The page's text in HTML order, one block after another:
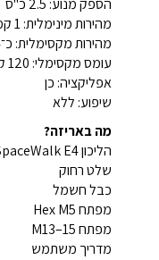
הספק מנוע: ‎2.5 כ"ס
מהירות מינימלית: 1 קמ"ש
מהירות מקסימלית: כ־6.4 קמ"ש
עומס מקסימלי: ‎120 ק"ג
אפליקציה: כן
שיפוע: ללא
מה באריזה?
הליכון SpaceWalk E4
שלט רחוק
כבל חשמל
מפתח Hex M5
מפתח M13–15
מדריך משתמש